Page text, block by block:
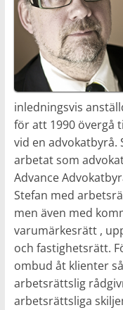
inledningsvis
för att 1990 övergå
vid en advokatbyrå.
arbetat som
Advance
Stefan med
men även med
varumärkesrätt ,
och fastighetsrätt.
ombud åt klienter
arbetsrättslig
arbetsrättsliga